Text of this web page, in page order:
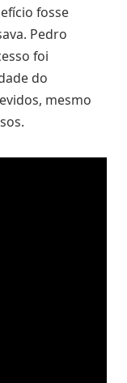
fosse
Pedro
foi
do
mesmo